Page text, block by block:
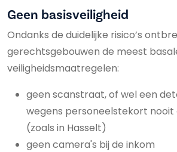
Geen basisveiligheid
Ondanks de duidelijke risico’s
gerechtsgebouwen de meest
veiligheidsmaatregelen:
geen scanstraat, of wel een
wegens personeelstekort
(zoals in Hasselt)
geen camera's bij de inkom